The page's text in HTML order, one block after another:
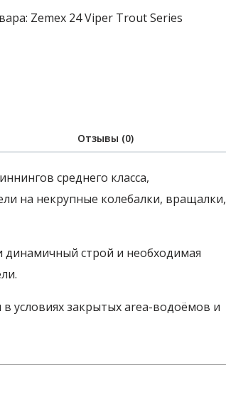
Zemex 24 Viper Trout Series
Отзывы (0)
среднего класса,
на некрупные колебалки, вращалки,
динамичный строй и необходимая
условиях закрытых area-водоёмов и